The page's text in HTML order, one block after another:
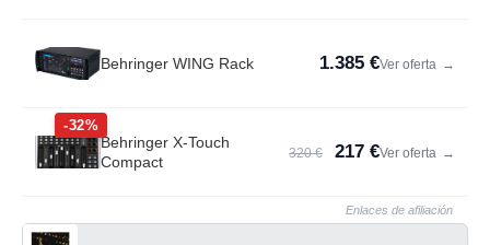
Behringer WING Rack 1.385 €Ver oferta →
-32%
Behringer X-Touch
Compact
320 € 217 €Ver oferta →
Enlaces de afiliación